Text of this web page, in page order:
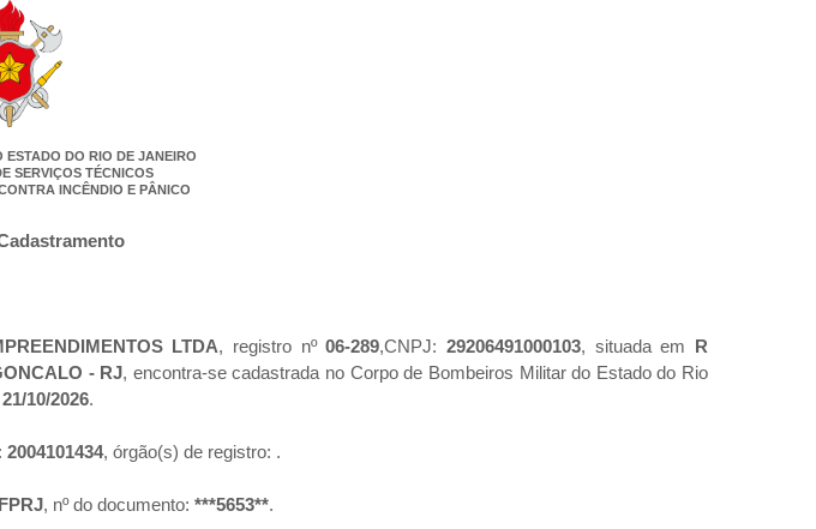
ESTADO DO RIO DE JANEIRO
SERVIÇOS TÉCNICOS
INCÊNDIO E PÂNICO
LTDA, registro nº06-289,CNPJ:29206491000103, situada em R
- RJ, encontra-se cadastrada no Corpo de Bombeiros Militar do Estado do Rio
21/10/2026.
2004101434, órgão(s) de registro: .
, nº do documento: ***5653**.